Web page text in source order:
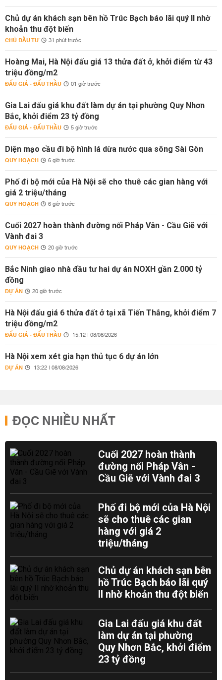
Chủ dự án khách sạn bên hồ Trúc Bạch báo lãi quý II nhờ
khoản thu đột biến
CHỦ ĐẦU TƯ 31 phút trước
Hoàng Mai, Hà Nội đấu giá 13 thửa đất ở, khởi điểm từ 43
triệu đồng/m2
ĐẤU GIÁ - ĐẤU THẦU 01 giờ trước
Gia Lai đấu giá khu đất làm dự án tại phường Quy Nhơn
Bắc, khởi điểm 23 tỷ đồng
ĐẤU GIÁ - ĐẤU THẦU 5 giờ trước
Diện mạo cầu đi bộ hình lá dừa nước qua sông Sài Gòn
QUY HOẠCH 6 giờ trước
Phố đi bộ mới của Hà Nội sẽ cho thuê các gian hàng với
giá 2 triệu/tháng
QUY HOẠCH 6 giờ trước
Cuối 2027 hoàn thành đường nối Pháp Vân - Cầu Giẽ với
Vành đai 3
QUY HOẠCH 20 giờ trước
Bắc Ninh giao nhà đầu tư hai dự án NOXH gần 2.000 tỷ
đồng
DỰ ÁN 20 giờ trước
Hà Nội đấu giá 6 thửa đất ở tại xã Tiến Thắng, khởi điểm 7
triệu đồng/m2
ĐẤU GIÁ - ĐẤU THẦU 15:12 | 08/08/2026
Hà Nội xem xét gia hạn thủ tục 6 dự án lớn
DỰ ÁN 13:22 | 08/08/2026
ĐỌC NHIỀU NHẤT
Cuối 2027 hoàn thành
đường nối Pháp Vân -
Cầu Giẽ với Vành đai 3
Phố đi bộ mới của Hà Nội
sẽ cho thuê các gian
hàng với giá 2
triệu/tháng
Chủ dự án khách sạn bên
hồ Trúc Bạch báo lãi quý
II nhờ khoản thu đột biến
Gia Lai đấu giá khu đất
làm dự án tại phường
Quy Nhơn Bắc, khởi điểm
23 tỷ đồng